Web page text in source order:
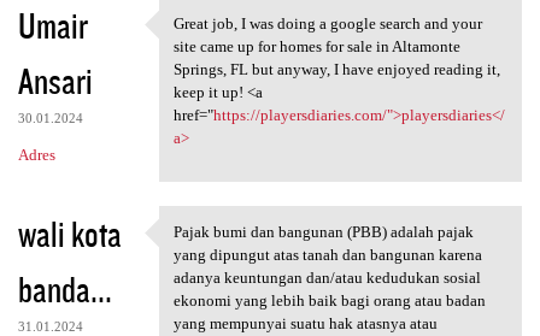
a
r
z
e
Umair
Ansari
30.01.2024
Adres
Great job, I was doing a
Great job, I was doing a google search and your
site came up for homes for sale in Altamonte
Springs, FL but anyway, I have enjoyed reading it,
keep it up! <a
href="https://playersdiaries.com/">playersdiaries</
a>
wali kota
banda...
31.01.2024
Pajak bumi dan bangunan (PBB)
Pajak bumi dan bangunan (PBB) adalah pajak
yang dipungut atas tanah dan bangunan karena
adanya keuntungan dan/atau kedudukan sosial
ekonomi yang lebih baik bagi orang atau badan
yang mempunyai suatu hak atasnya atau